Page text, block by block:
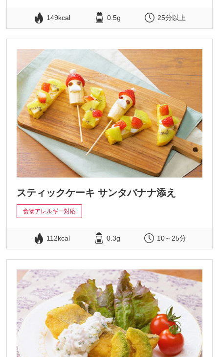
149kcal 0.5g 25分以上
スティックケーキ サンタバナナ添え
食物アレルギー対応
112kcal 0.3g 10～25分